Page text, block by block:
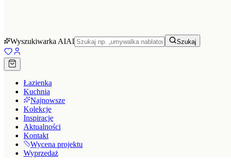
Wyszukiwarka AIAI Szukaj
Łazienka
Kuchnia
Najnowsze
Kolekcje
Inspiracje
Aktualności
Kontakt
Wycena projektu
Wyprzedaż